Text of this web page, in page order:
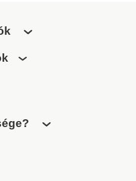
magasságát a felső sor
pontjától az alsó sor
betűtípus alacsonyabb